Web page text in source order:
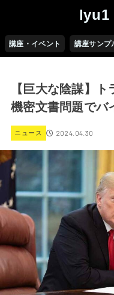
lyu1
講座・イベント 講座サンプ
【巨大な陰謀】
機密文書問題でバ
ニュース 2024.04.30